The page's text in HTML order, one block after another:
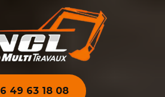
49 63 18 08